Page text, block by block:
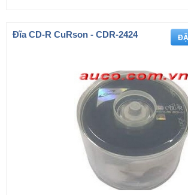
Đĩa CD-R CuRson - CDR-2424